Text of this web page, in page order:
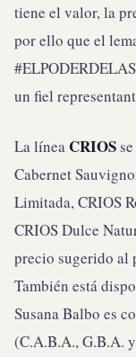
tiene el valor, la
por ello que el
un fiel
La línea CRIOS
Cabernet
Limitada, CRIOS
CRIOS Dulce
precio sugerido al
También está
Susana Balbo es
(C.A.B.A., G.B.A.